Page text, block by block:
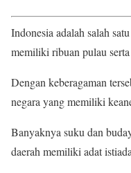
Indonesia adalah salah
memiliki ribuan pulau
Dengan keberagaman
negara yang memiliki
Banyaknya suku dan
daerah memiliki adat